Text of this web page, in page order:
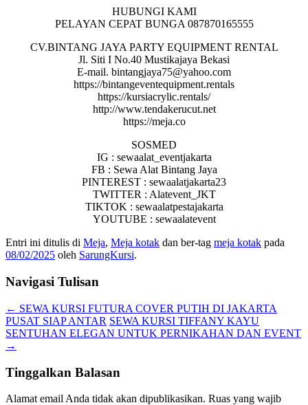
HUBUNGI KAMI
PELAYAN CEPAT BUNGA 087870165555
CV.BINTANG JAYA PARTY EQUIPMENT RENTAL
Jl. Siti I No.40 Mustikajaya Bekasi
E-mail. bintangjaya75@yahoo.com
https://bintangeventequipment.rentals
https://kursiacrylic.rentals/
http://www.tendakerucut.net
https://meja.co
SOSMED
IG : sewaalat_eventjakarta
FB : Sewa Alat Bintang Jaya
PINTEREST : sewaalatjakarta23
TWITTER : Alatevent_JKT
TIKTOK : sewaalatpestajakarta
YOUTUBE : sewaalatevent
Entri ini ditulis di Meja, Meja kotak dan ber-tag meja kotak pada
08/02/2025 oleh SarungKursi.
Navigasi Tulisan
← SEWA KURSI FUTURA COVER PUTIH DI JAKARTA
PUSAT SIAP ANTAR SEWA KURSI TIFFANY KAYU
SENTUHAN ELEGAN UNTUK PERNIKAHAN DAN EVENT
→
Tinggalkan Balasan
Alamat email Anda tidak akan dipublikasikan. Ruas yang wajib